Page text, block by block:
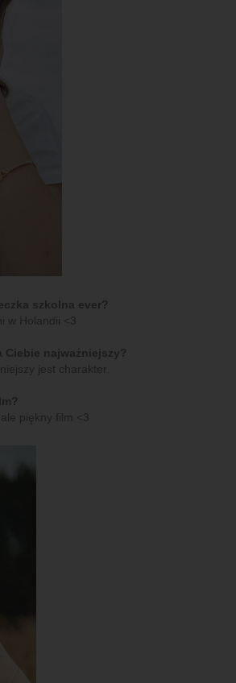
szkolna ever?
w Holandii <3
Ciebie najważniejszy?
jest charakter.
piękny film <3